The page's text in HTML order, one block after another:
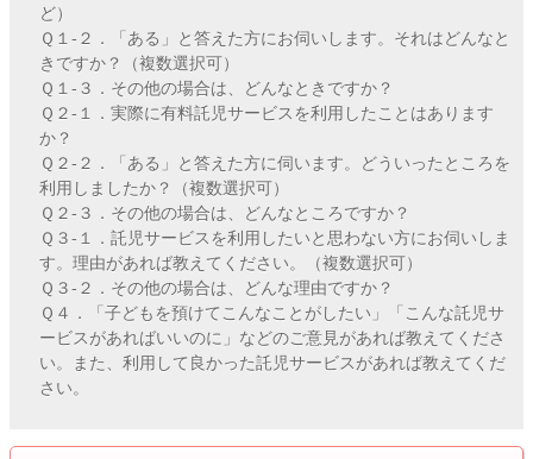
ど）
Ｑ１-２．「ある」と答えた方にお伺いします。それはどんなと
きですか？（複数選択可）
Ｑ１-３．その他の場合は、どんなときですか？
Ｑ２-１．実際に有料託児サービスを利用したことはあります
か？
Ｑ２-２．「ある」と答えた方に伺います。どういったところを
利用しましたか？（複数選択可）
Ｑ２-３．その他の場合は、どんなところですか？
Ｑ３-１．託児サービスを利用したいと思わない方にお伺いしま
す。理由があれば教えてください。（複数選択可）
Ｑ３-２．その他の場合は、どんな理由ですか？
Ｑ４．「子どもを預けてこんなことがしたい」「こんな託児サ
ービスがあればいいのに」などのご意見があれば教えてくださ
い。また、利用して良かった託児サービスがあれば教えてくだ
さい。